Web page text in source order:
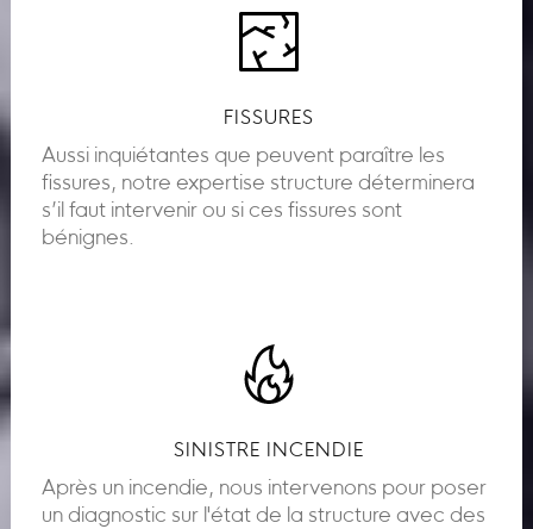
FISSURES
Aussi inquiétantes que peuvent paraître les
fissures, notre expertise structure déterminera
s’il faut intervenir ou si ces fissures sont
bénignes.
SINISTRE INCENDIE
Après un incendie, nous intervenons pour poser
un diagnostic sur l'état de la structure avec des